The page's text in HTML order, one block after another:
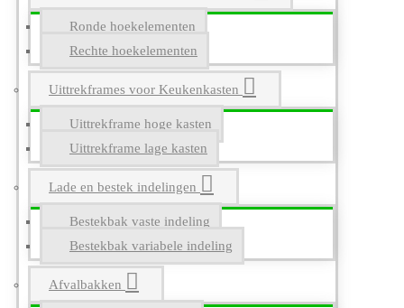
Ronde hoekelementen
Rechte hoekelementen
Uittrekframes voor Keukenkasten
Uittrekframe hoge kasten
Uittrekframe lage kasten
Lade en bestek indelingen
Bestekbak vaste indeling
Bestekbak variabele indeling
Afvalbakken